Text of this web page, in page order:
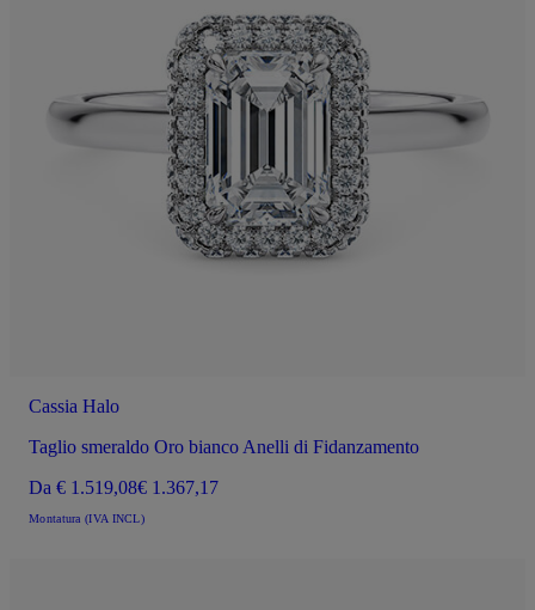
Cassia Halo
Taglio smeraldo Oro bianco Anelli di Fidanzamento
Da € 1.519,08€ 1.367,17
Montatura (IVA INCL)